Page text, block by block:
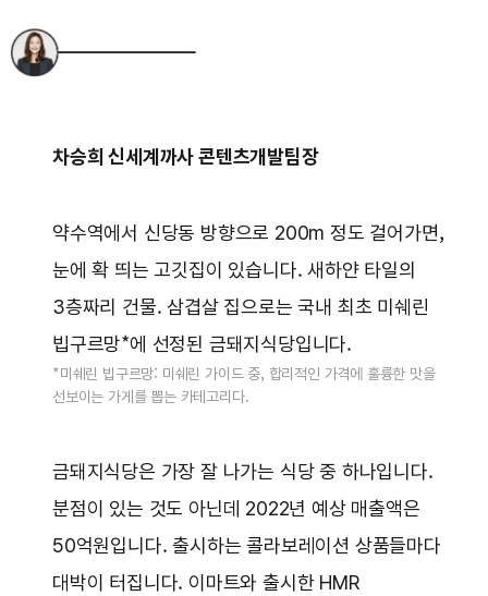
차승희 신세계까사 콘텐츠개발팀장
약수역에서 신당동 방향으로 200m 정도 걸어가면,
눈에 확 띄는 고깃집이 있습니다. 새하얀 타일의
3층짜리 건물. 삼겹살 집으로는 국내 최초 미쉐린
빕구르망*에 선정된 금돼지식당입니다.
*미쉐린 빕구르망: 미쉐린 가이드 중, 합리적인 가격에 훌륭한 맛을
선보이는 가게를 뽑는 카테고리다.
금돼지식당은 가장 잘 나가는 식당 중 하나입니다.
분점이 있는 것도 아닌데 2022년 예상 매출액은
50억원입니다. 출시하는 콜라보레이션 상품들마다
대박이 터집니다. 이마트와 출시한 HMR